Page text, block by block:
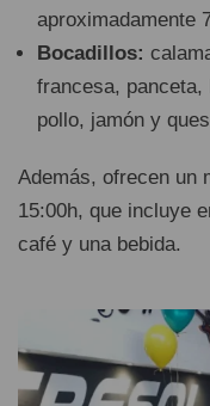
aproximadamente
Bocadillos:
francesa,
pollo, jamón y
Además, ofrecen un
15:00h, que incluye
café y una bebida.